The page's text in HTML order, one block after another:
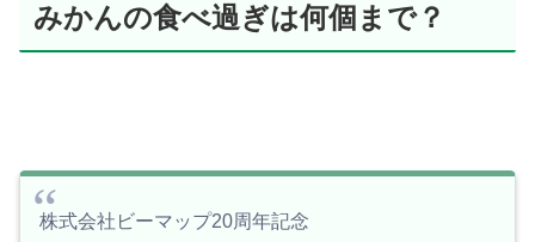
みかんの食べ過ぎは何個まで？
株式会社ビーマップ20周年記念